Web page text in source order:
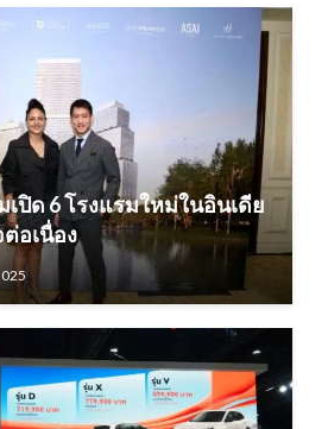
ปิด 6 โรงแรมใหม่ในอินเดีย
อเนื่อง